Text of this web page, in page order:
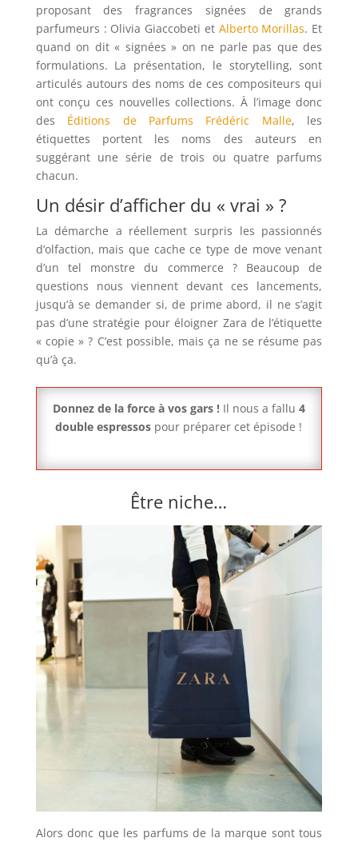
proposant des fragrances signées de grands
parfumeurs : Olivia Giaccobeti et Alberto Morillas. Et
quand on dit « signées » on ne parle pas que des
formulations. La présentation, le storytelling, sont
articulés autours des noms de ces compositeurs qui
ont conçu ces nouvelles collections. À l’image donc
des Éditions de Parfums Frédéric Malle, les
étiquettes portent les noms des auteurs en
suggérant une série de trois ou quatre parfums
chacun.
Un désir d’afficher du « vrai » ?
La démarche a réellement surpris les passionnés
d’olfaction, mais que cache ce type de move venant
d’un tel monstre du commerce ? Beaucoup de
questions nous viennent devant ces lancements,
jusqu’à se demander si, de prime abord, il ne s’agit
pas d’une stratégie pour éloigner Zara de l’étiquette
« copie » ? C’est possible, mais ça ne se résume pas
qu’à ça.
Donnez de la force à vos gars !Il nous a fallu 4
double espressos pour préparer cet épisode !
Être niche…
Alors donc que les parfums de la marque sont tous